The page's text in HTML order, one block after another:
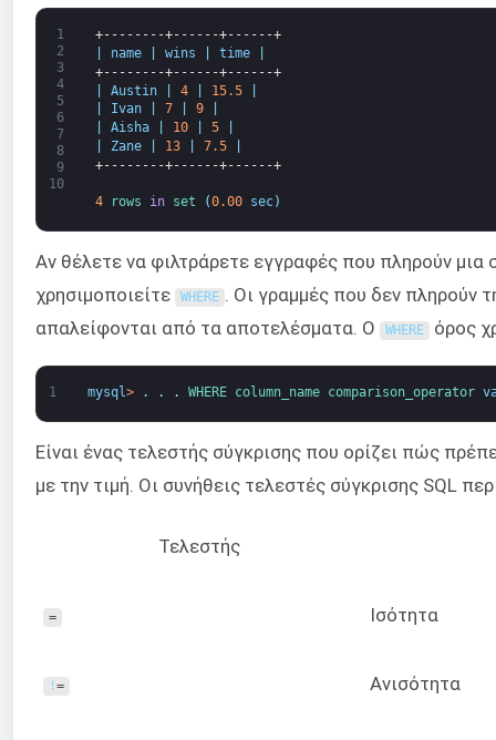
1
2
3
4
5
6
7
8
9
10
+--------+------+------+
name wins time
+--------+------+------+
Austin 4 15.5
Ivan 7 9
Aisha 10 5
Zane 13 7.5
+--------+------+------+
4 rows in set (0.00 sec)
Αν θέλετε να φιλτράρετε εγγραφές που πληρούν μια
χρησιμοποιείτε
WHERE . Οι γραμμές που δεν πληρούν
απαλείφονται από τα αποτελέσματα. Ο
WHERE όρος
1 mysql > . . . WHERE column_name comparison_operator
Είναι ένας τελεστής σύγκρισης που ορίζει πώς
με την τιμή. Οι συνήθεις τελεστές σύγκρισης SQL
Τελεστής
= Ισότητα
! = Ανισότητα